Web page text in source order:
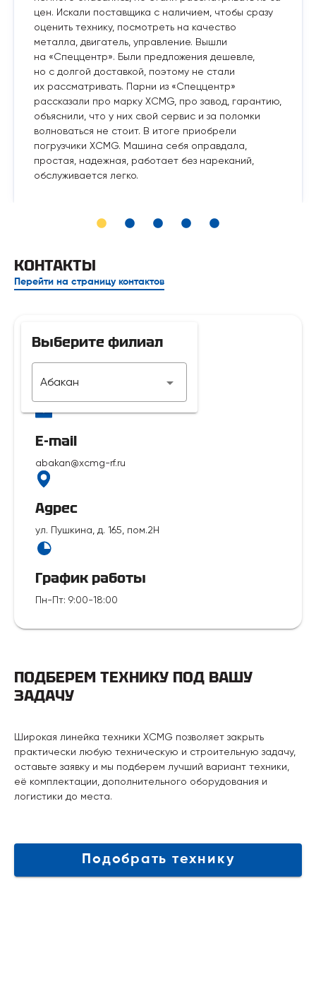
цен. Искали поставщика с наличием, чтобы сразу
оценить технику, посмотреть на качество
металла, двигатель, управление. Вышли
на «Спеццентр». Были предложения дешевле,
но с долгой доставкой, поэтому не стали
их рассматривать. Парни из «Спеццентр»
рассказали про марку XCMG, про завод, гарантию,
объяснили, что у них свой сервис и за поломки
волноваться не стоит. В итоге приобрели
погрузчики XCMG. Машина себя оправдала,
простая, надежная, работает без нареканий,
обслуживается легко.
КОНТАКТЫ
Перейти на страницу контактов
Выберите филиал
Абакан
Телефон
E-mail
abakan@xcmg-rf.ru
Адрес
ул. Пушкина, д. 165, пом.2Н
График работы
Пн-Пт: 9:00-18:00
ПОДБЕРЕМ ТЕХНИКУ ПОД ВАШУ
ЗАДАЧУ
Широкая линейка техники XCMG позволяет закрыть
практически любую техническую и строительную задачу,
оставьте заявку и мы подберем лучший вариант техники,
её комплектации, дополнительного оборудования и
логистики до места.
Подобрать технику